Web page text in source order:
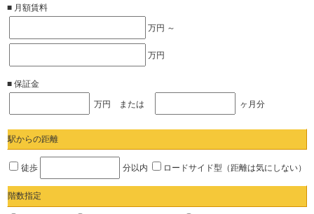
■ 月額賃料
万円 ～
万円
■ 保証金
万円 または ヶ月分
駅からの距離
徒歩 分以内 ロードサイド型（距離は気にしない）
階数指定